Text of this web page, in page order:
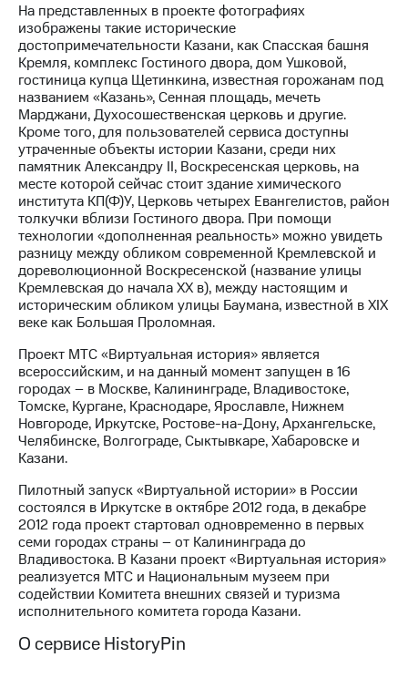
Раскрытие
информации
Информация
акционерам
Документы
ПАО
"МТС"
Собрания
акционеров
Личный
кабинет
акционера
Акционерный
капитал
Контроль
и
аудит
Рынок
акций
Описание
Программа
приобретения
Порядок
выкупа
акций
Рынок
облигаций
Описание
Еврооблигации-2023
Уведомление
о
погашении
именных
облигаций
Другое
На представленных в проекте фотографиях
изображены такие исторические
достопримечательности Казани, как Спасская башня
Кремля, комплекс Гостиного двора, дом Ушковой,
гостиница купца Щетинкина, известная горожанам под
названием «Казань», Сенная площадь, мечеть
Марджани, Духосошественская церковь и другие.
Кроме того, для пользователей сервиса доступны
утраченные объекты истории Казани, среди них
памятник Александру II, Воскресенская церковь, на
месте которой сейчас стоит здание химического
института КП(Ф)У, Церковь четырех Евангелистов, район
толкучки вблизи Гостиного двора. При помощи
технологии «дополненная реальность» можно увидеть
разницу между обликом современной Кремлевской и
дореволюционной Воскресенской (название улицы
Кремлевская до начала XX в), между настоящим и
историческим обликом улицы Баумана, известной в XIX
веке как Большая Проломная.
Проект МТС «Виртуальная история» является
всероссийским, и на данный момент запущен в 16
городах – в Москве, Калининграде, Владивостоке,
Томске, Кургане, Краснодаре, Ярославле, Нижнем
Новгороде, Иркутске, Ростове-на-Дону, Архангельске,
Челябинске, Волгограде, Сыктывкаре, Хабаровске и
Казани.
Пилотный запуск «Виртуальной истории» в России
состоялся в Иркутске в октябре 2012 года, в декабре
2012 года проект стартовал одновременно в первых
семи городах страны – от Калининграда до
Владивостока. В Казани проект «Виртуальная история»
реализуется МТС и Национальным музеем при
содействии Комитета внешних связей и туризма
исполнительного комитета города Казани.
О сервисе HistoryPin